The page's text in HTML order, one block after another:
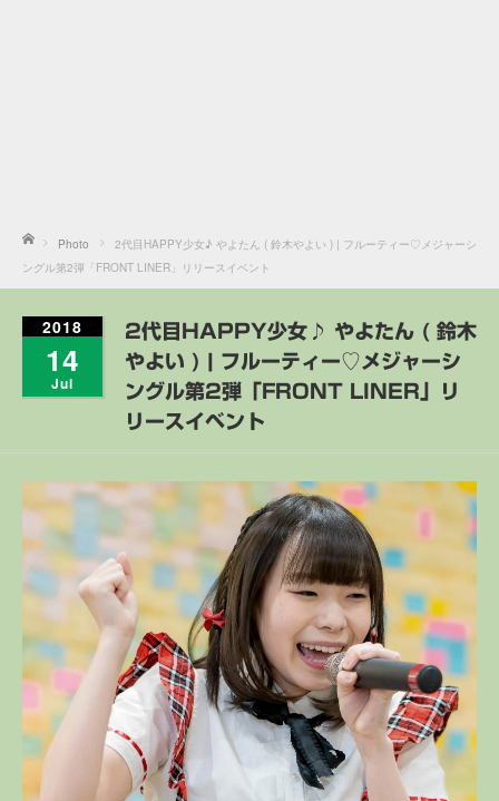
Home Photo
2代目HAPPY少女♪ やよたん ( 鈴木やよい ) | フルーティー♡メジャーシ
ングル第2弾「FRONT LINER」リリースイベント
2018
14
Jul
2代目HAPPY少女♪ やよたん ( 鈴木
やよい ) | フルーティー♡メジャーシ
ングル第2弾「FRONT LINER」リ
リースイベント